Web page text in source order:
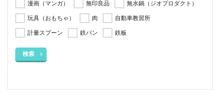
漫画（マンガ） 無印良品 無水鍋（ジオプロダクト）
玩具（おもちゃ） 肉 自動車教習所
計量スプーン 鉄パン 鉄板
検索